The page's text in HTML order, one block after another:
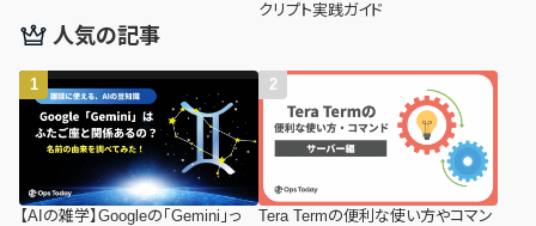
クリプト実践ガイド
人気の記事
【AIの雑学】Googleの「Gemini」っ
Tera Termの便利な使い方やコマン